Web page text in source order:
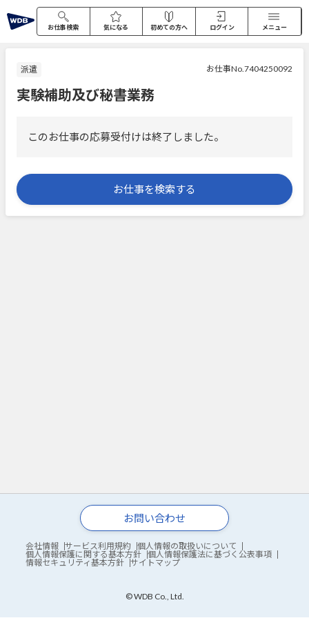
お仕事検索 気になる 初めての方へ ログイン メニュー
派遣 お仕事No.7404250092
実験補助及び秘書業務
このお仕事の応募受付けは終了しました。
お仕事を検索する
お問い合わせ
会社情報 サービス利用規約
個人情報の取扱いについて
個人情報保護に関する基本方針
個人情報保護法に基づく公表事項
情報セキュリティ基本方針
サイトマップ
© WDB Co., Ltd.